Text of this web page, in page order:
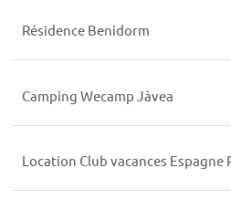
Résidence Benidorm
Camping Wecamp Jàvea
Location Club vacances Espagne